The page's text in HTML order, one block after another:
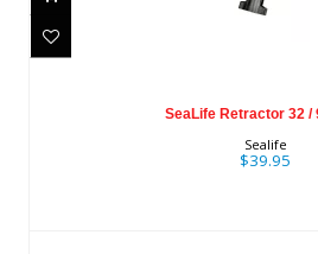
SeaLife Retractor
SeaLife Retractor 32 /
Sealife
$39.95